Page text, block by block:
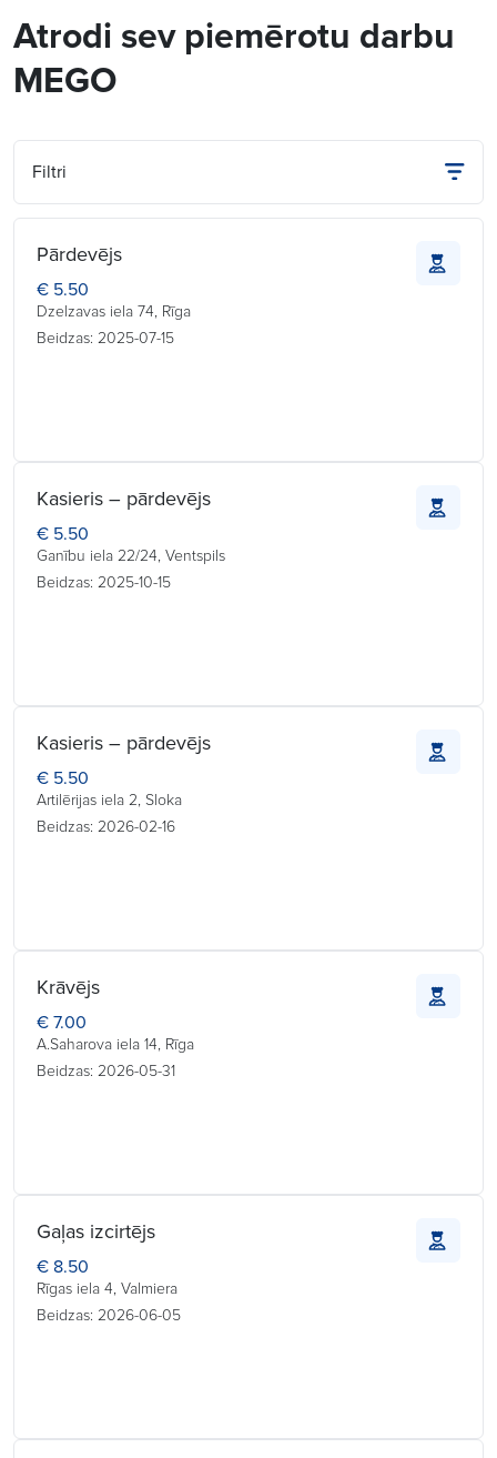
Atrodi sev piemērotu darbu
MEGO
Filtri
Pārdevējs
€ 5.50
Dzelzavas iela 74, Rīga
Beidzas: 2025-07-15
Kasieris – pārdevējs
€ 5.50
Ganību iela 22/24, Ventspils
Beidzas: 2025-10-15
Kasieris – pārdevējs
€ 5.50
Artilērijas iela 2, Sloka
Beidzas: 2026-02-16
Krāvējs
€ 7.00
A.Saharova iela 14, Rīga
Beidzas: 2026-05-31
Gaļas izcirtējs
€ 8.50
Rīgas iela 4, Valmiera
Beidzas: 2026-06-05